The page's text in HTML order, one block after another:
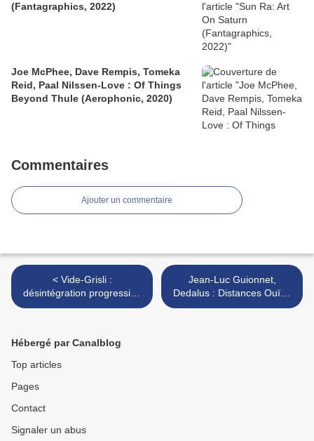
(Fantagraphics, 2022)
Joe McPhee, Dave Rempis, Tomeka
Reid, Paal Nilssen-Love : Of Things
Beyond Thule (Aerophonic, 2020)
Commentaires
Ajouter un commentaire
< Vide-Grisli :
désintégration progressive
du grisli
Jean-Luc Guionnet,
Dedalus : Distances Ouïes
Dites (Potlatch, 2016) >
Hébergé par Canalblog
Top articles
Pages
Contact
Signaler un abus